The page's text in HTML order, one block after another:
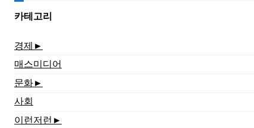
카테고리
경제 ►
매스미디어
문화►
사회
이런저런 ►